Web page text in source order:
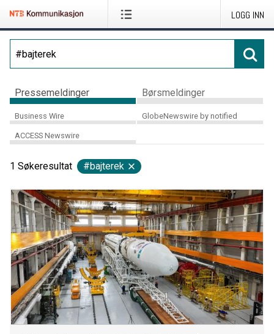
LOGG INN
Pressemeldinger Børsmeldinger
Business Wire GlobeNewswire by notified
ACCESS Newswire
1 Søkeresultat #bajterek